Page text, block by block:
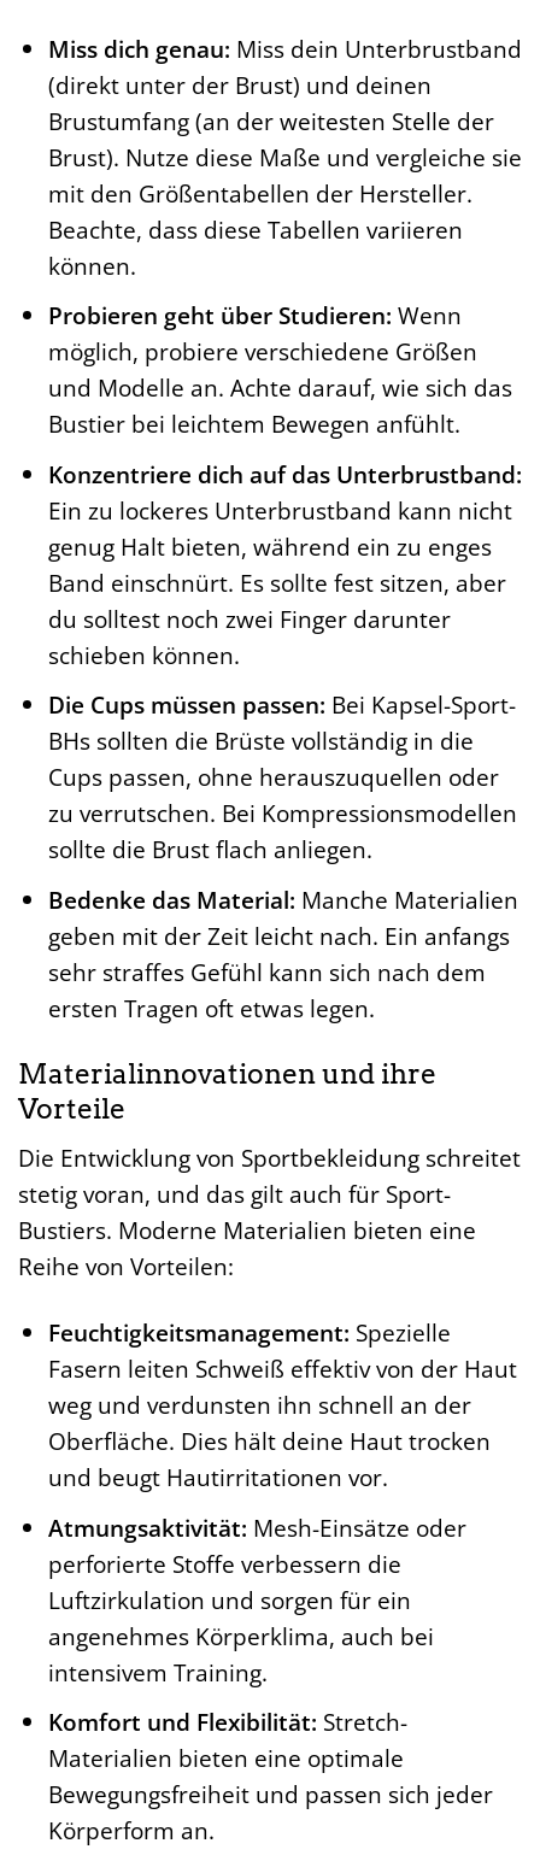
Miss dich genau: Miss dein Unterbrustband
(direkt unter der Brust) und deinen
Brustumfang (an der weitesten Stelle der
Brust). Nutze diese Maße und vergleiche sie
mit den Größentabellen der Hersteller.
Beachte, dass diese Tabellen variieren
können.
Probieren geht über Studieren: Wenn
möglich, probiere verschiedene Größen
und Modelle an. Achte darauf, wie sich das
Bustier bei leichtem Bewegen anfühlt.
Konzentriere dich auf das Unterbrustband:
Ein zu lockeres Unterbrustband kann nicht
genug Halt bieten, während ein zu enges
Band einschnürt. Es sollte fest sitzen, aber
du solltest noch zwei Finger darunter
schieben können.
Die Cups müssen passen: Bei Kapsel-Sport-
BHs sollten die Brüste vollständig in die
Cups passen, ohne herauszuquellen oder
zu verrutschen. Bei Kompressionsmodellen
sollte die Brust flach anliegen.
Bedenke das Material: Manche Materialien
geben mit der Zeit leicht nach. Ein anfangs
sehr straffes Gefühl kann sich nach dem
ersten Tragen oft etwas legen.
Materialinnovationen und ihre
Vorteile
Die Entwicklung von Sportbekleidung schreitet
stetig voran, und das gilt auch für Sport-
Bustiers. Moderne Materialien bieten eine
Reihe von Vorteilen:
Feuchtigkeitsmanagement: Spezielle
Fasern leiten Schweiß effektiv von der Haut
weg und verdunsten ihn schnell an der
Oberfläche. Dies hält deine Haut trocken
und beugt Hautirritationen vor.
Atmungsaktivität: Mesh-Einsätze oder
perforierte Stoffe verbessern die
Luftzirkulation und sorgen für ein
angenehmes Körperklima, auch bei
intensivem Training.
Komfort und Flexibilität: Stretch-
Materialien bieten eine optimale
Bewegungsfreiheit und passen sich jeder
Körperform an.